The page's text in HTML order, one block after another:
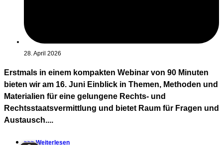
28. April 2026
Erstmals in einem kompakten Webinar von 90 Minuten
bieten wir am 16. Juni Einblick in Themen, Methoden und
Materialien für eine gelungene Rechts- und
Rechtsstaatsvermittlung und bietet Raum für Fragen und
Austausch....
>>> Weiterlesen